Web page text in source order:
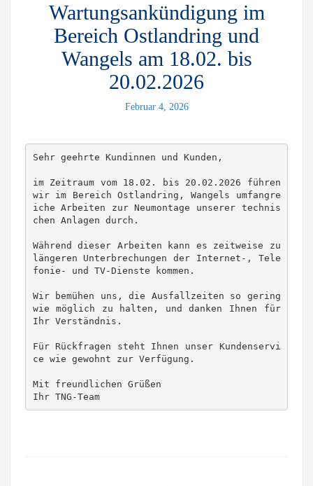
Wartungsankündigung im
Bereich Ostlandring und
Wangels am 18.02. bis
20.02.2026
Februar 4, 2026
Sehr geehrte Kundinnen und Kunden,
im Zeitraum vom 18.02. bis 20.02.2026 führen
wir im Bereich Ostlandring, Wangels umfangre
iche Arbeiten zur Neumontage unserer technis
chen Anlagen durch.
Während dieser Arbeiten kann es zeitweise zu
längeren Unterbrechungen der Internet-, Tele
fonie- und TV-Dienste kommen.
Wir bemühen uns, die Ausfallzeiten so gering
wie möglich zu halten, und danken Ihnen für
Ihr Verständnis.
Für Rückfragen steht Ihnen unser Kundenservi
ce wie gewohnt zur Verfügung.
Mit freundlichen Grüßen
Ihr TNG-Team